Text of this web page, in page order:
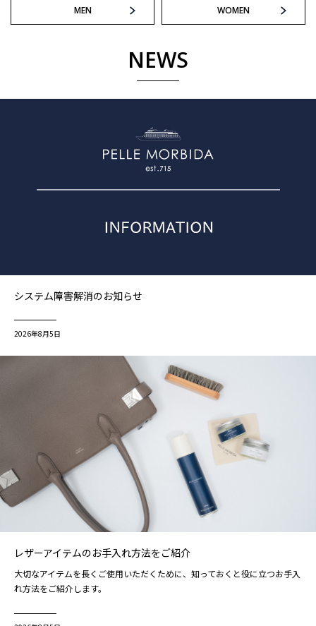
MEN WOMEN
NEWS
システム障害解消のお知らせ
2026年8月5日
レザーアイテムのお手入れ方法をご紹介
大切なアイテムを長くご使用いただくために、知っておくと役に立つお手入
れ方法をご紹介します。